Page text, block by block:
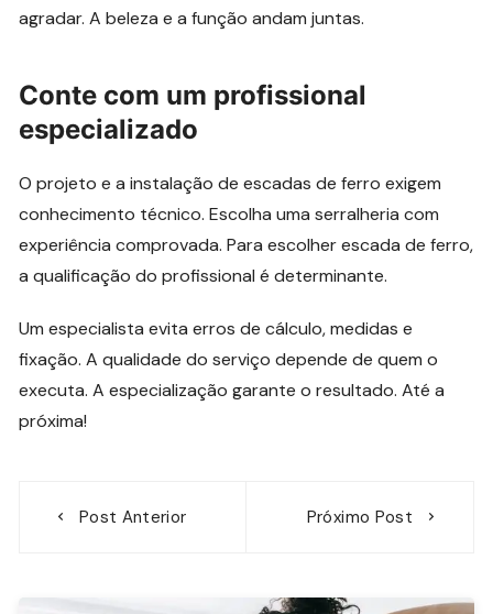
agradar. A beleza e a função andam juntas.
Conte com um profissional
especializado
O projeto e a instalação de escadas de ferro exigem
conhecimento técnico. Escolha uma serralheria com
experiência comprovada. Para escolher escada de ferro,
a qualificação do profissional é determinante.
Um especialista evita erros de cálculo, medidas e
fixação. A qualidade do serviço depende de quem o
executa. A especialização garante o resultado. Até a
próxima!
Post Anterior Próximo Post